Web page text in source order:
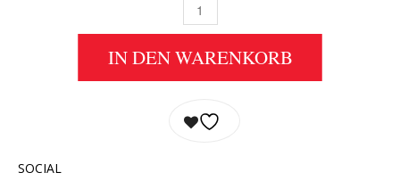
BUCH PAUL – DIE AUFERSTEHUNG VON
IN DEN WARENKORB
SOCIAL